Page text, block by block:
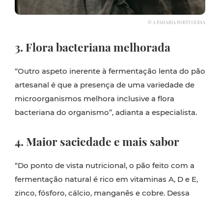
© A PADARIA PORTUGUESA
3. Flora bacteriana melhorada
“Outro aspeto inerente à fermentação lenta do pão
artesanal é que a presença de uma variedade de
microorganismos melhora inclusive a flora
bacteriana do organismo”, adianta a especialista.
4. Maior saciedade e mais sabor
“Do ponto de vista nutricional, o pão feito com a
fermentação natural é rico em vitaminas A, D e E,
zinco, fósforo, cálcio, manganês e cobre. Dessa